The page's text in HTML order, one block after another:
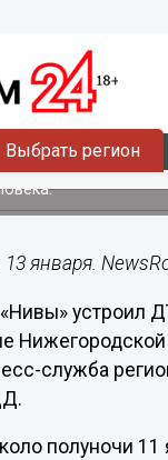
Выбрать регион
«Нивы»
районе
января.
устроил
служба
полуночи 11